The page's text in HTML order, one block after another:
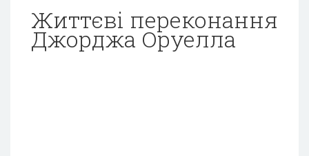
Життєві переконання
Джорджа Оруелла